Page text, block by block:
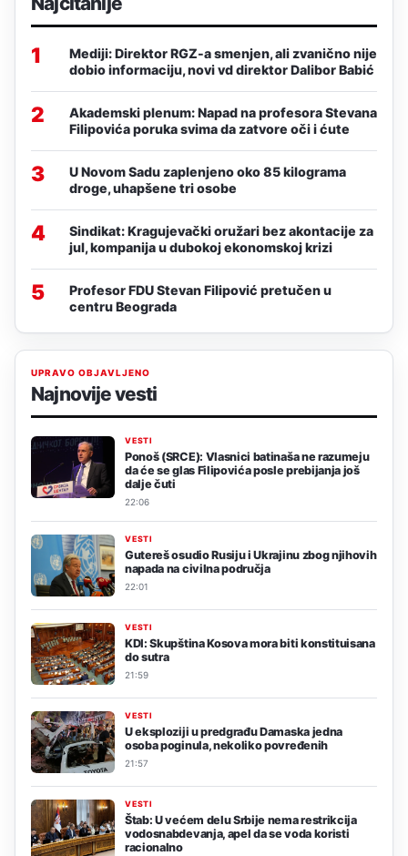
1
Mediji: Direktor RGZ-a smenjen, ali zvanično nije
dobio informaciju, novi vd direktor Dalibor Babić
2
Akademski plenum: Napad na profesora Stevana
Filipovića poruka svima da zatvore oči i ćute
3
U Novom Sadu zaplenjeno oko 85 kilograma
droge, uhapšene tri osobe
4
Sindikat: Kragujevački oružari bez akontacije za
jul, kompanija u dubokoj ekonomskoj krizi
5
Profesor FDU Stevan Filipović pretučen u
centru Beograda
UPRAVO OBJAVLJENO
Najnovije vesti
VESTI
Ponoš (SRCE): Vlasnici batinaša ne razumeju
da će se glas Filipovića posle prebijanja još
dalje čuti
22:06
VESTI
Gutereš osudio Rusiju i Ukrajinu zbog njihovih
napada na civilna područja
22:01
VESTI
KDI: Skupština Kosova mora biti konstituisana
do sutra
21:59
VESTI
U eksploziji u predgrađu Damaska jedna
osoba poginula, nekoliko povređenih
21:57
VESTI
Štab: U većem delu Srbije nema restrikcija
vodosnabdevanja, apel da se voda koristi
racionalno